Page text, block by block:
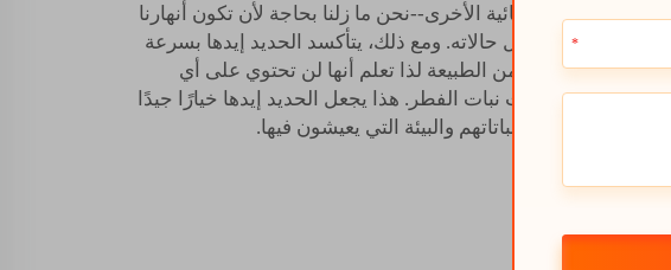
والكائنات المائية الأخرى--نحن ما زلنا بحاجة لأن تكون أنهارنا
يكون هذا في أفضل حالاته. ومع ذلك، يتأكسد الحديد إيدها بسرعة
المادة تأتي من الطبيعة لذا تعلم أنها لن تحتوي على أي
في سلطات نبات الفطر. هذا يجعل الحديد إيدها خيارًا جيدًا
هم دقيقون بشأن نباتاتهم والبيئة التي يعيشون فيها.